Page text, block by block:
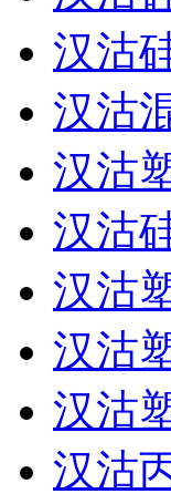
汉沽
汉沽
汉沽
汉沽
汉沽
汉沽
汉沽
汉沽